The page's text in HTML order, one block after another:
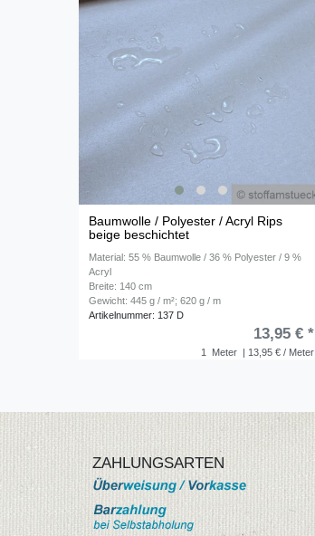
Baumwolle / Polyester / Acryl Rips
beige beschichtet
Material: 55 % Baumwolle / 36 % Polyester / 9 %
Acryl
Breite: 140 cm
Gewicht: 445 g / m²; 620 g / m
Artikelnummer: 137 D
1 Meter | 13,95 € / Meter
13,95 € *
ZAHLUNGSARTEN